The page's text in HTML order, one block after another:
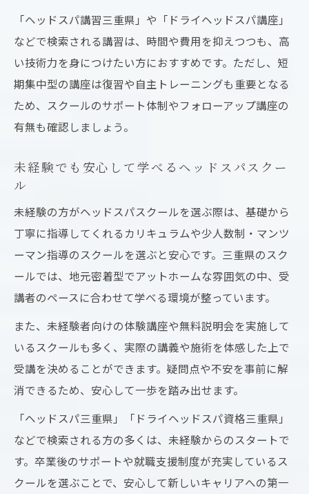
「ヘッドスパ講習三重県」や「ドライヘッドスパ講座」
などで検索される講習は、時間や費用を抑えつつも、高
い技術力を身につけたい方におすすめです。ただし、短
期集中型の講座は復習や自主トレーニングも重要となる
ため、スクールのサポート体制やフォローアップ講座の
有無も確認しましょう。
未経験でも安心して学べるヘッドスパスクー
ル
未経験の方がヘッドスパスクールを選ぶ際は、基礎から
丁寧に指導してくれるカリキュラムや少人数制・マンツ
ーマン指導のスクールを選ぶと安心です。三重県のスク
ールでは、地元密着型でアットホームな雰囲気の中、受
講者のペースに合わせて学べる環境が整っています。
また、未経験者向けの体験講座や無料説明会を実施して
いるスクールも多く、実際の講義や施術を体感した上で
受講を決めることができます。疑問点や不安を事前に解
消できるため、安心して一歩を踏み出せます。
「ヘッドスパ三重県」「ドライヘッドスパ資格三重県」
などで検索される方の多くは、未経験からのスタートで
す。卒業後のサポートや就職支援制度が充実しているス
クールを選ぶことで、安心して新しいキャリアへの第一